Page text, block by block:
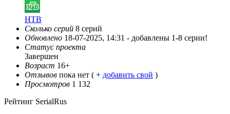
НТВ
Сколько серий 8 серий
Обновлено 18-07-2025, 14:31 - добавлены 1-8 серии!
Статус проекта
Завершен
Возраст 16+
Отзывов пока нет ( + добавить свой )
Просмотров 1 132
Рейтинг SerialRus